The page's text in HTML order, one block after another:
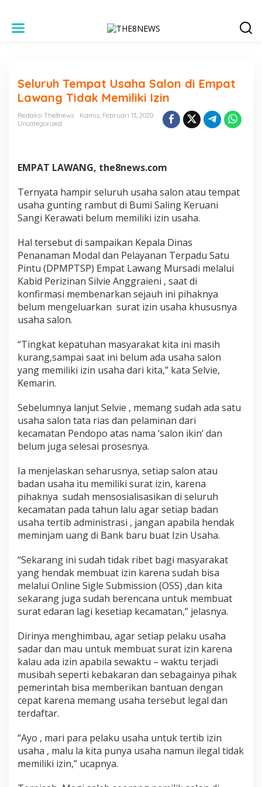
Seluruh Tempat Usaha Salon di Empat
Lawang Tidak Memiliki Izin
Redaksi The8news
Kamis, Februari 13, 2020
Uncategorized
EMPAT LAWANG, the8news.com
Ternyata hampir seluruh usaha salon atau tempat
usaha gunting rambut di Bumi Saling Keruani
Sangi Kerawati belum memiliki izin usaha.
Hal tersebut di sampaikan Kepala Dinas
Penanaman Modal dan Pelayanan Terpadu Satu
Pintu (DPMPTSP) Empat Lawang Mursadi melalui
Kabid Perizinan Silvie Anggraieni , saat di
konfirmasi membenarkan sejauh ini pihaknya
belum mengeluarkan surat izin usaha khususnya
usaha salon.
“Tingkat kepatuhan masyarakat kita ini masih
kurang,sampai saat ini belum ada usaha salon
yang memiliki izin usaha dari kita,” kata Selvie,
Kemarin.
Sebelumnya lanjut Selvie , memang sudah ada satu
usaha salon tata rias dan pelaminan dari
kecamatan Pendopo atas nama ‘salon ikin’ dan
belum juga selesai prosesnya.
Ia menjelaskan seharusnya, setiap salon atau
badan usaha itu memiliki surat izin, karena
pihaknya sudah mensosialisasikan di seluruh
kecamatan pada tahun lalu agar setiap badan
usaha tertib administrasi , jangan apabila hendak
meminjam uang di Bank baru buat Izin Usaha.
“Sekarang ini sudah tidak ribet bagi masyarakat
yang hendak membuat izin karena sudah bisa
melalui Online Sigle Submission (OSS) ,dan kita
sekarang juga sudah berencana untuk membuat
surat edaran lagi kesetiap kecamatan,” jelasnya.
Dirinya menghimbau, agar setiap pelaku usaha
sadar dan mau untuk membuat surat izin karena
kalau ada izin apabila sewaktu – waktu terjadi
musibah seperti kebakaran dan sebagainya pihak
pemerintah bisa memberikan bantuan dengan
cepat karena memang usaha tersebut legal dan
terdaftar.
“Ayo , mari para pelaku usaha untuk tertib izin
usaha , malu la kita punya usaha namun ilegal tidak
memiliki izin,” ucapnya.